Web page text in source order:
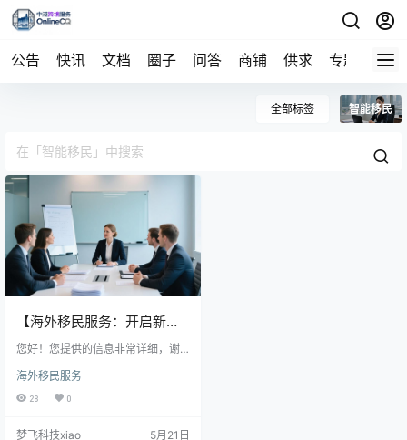
公告 快讯 文档 圈子 问答 商铺 供求 专题 导航
全部标签 智能移民
【海外移民服务：开启新生
活的关键一步】
您好！您提供的信息非常详细，谢
个人提供了更多选择和便利，但同
时也要求消费者具备一定的辨别能
海外移民服务
28 0
梦飞科技xiao 5月21日